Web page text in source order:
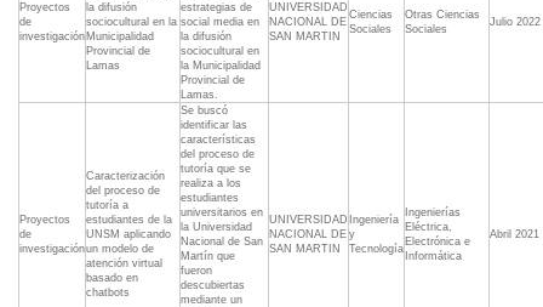
Proyectos
de
investigación
la difusión
sociocultural en la
Municipalidad
Provincial de
Lamas
estrategias de
social media en
la difusión
sociocultural en
la Municipalidad
Provincial de
Lamas.
UNIVERSIDAD
NACIONAL DE
SAN MARTIN
Ciencias
Sociales
Otras Ciencias
Sociales
Julio 2022
Proyectos
de
investigación
Caracterización
del proceso de
tutoría a
estudiantes de la
UNSM aplicando
un modelo de
atención virtual
basado en
chatbots
Se buscó
identificar las
características
del proceso de
tutoría que se
realiza a los
estudiantes
universitarios en
la Universidad
Nacional de San
Martín que
fueron
descubiertas
mediante un
UNIVERSIDAD
NACIONAL DE
SAN MARTIN
Ingeniería
y
Tecnología
Ingenierías
Eléctrica,
Electrónica e
Informática
Abril 2021